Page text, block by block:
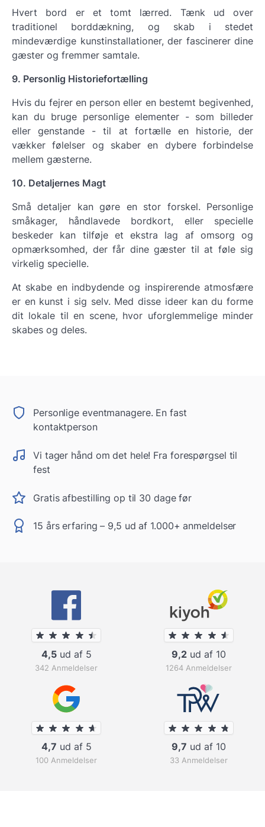
Hvert bord er et tomt lærred. Tænk ud over
traditionel borddækning, og skab i stedet
mindeværdige kunstinstallationer, der fascinerer dine
gæster og fremmer samtale.
9. Personlig Historiefortælling
Hvis du fejrer en person eller en bestemt begivenhed,
kan du bruge personlige elementer - som billeder
eller genstande - til at fortælle en historie, der
vækker følelser og skaber en dybere forbindelse
mellem gæsterne.
10. Detaljernes Magt
Små detaljer kan gøre en stor forskel. Personlige
småkager, håndlavede bordkort, eller specielle
beskeder kan tilføje et ekstra lag af omsorg og
opmærksomhed, der får dine gæster til at føle sig
virkelig specielle.
At skabe en indbydende og inspirerende atmosfære
er en kunst i sig selv. Med disse ideer kan du forme
dit lokale til en scene, hvor uforglemmelige minder
skabes og deles.
Personlige eventmanagere. En fast
kontaktperson
Vi tager hånd om det hele! Fra forespørgsel til
fest
Gratis afbestilling op til 30 dage før
15 års erfaring – 9,5 ud af 1.000+ anmeldelser
4,5ud af 5
342 Anmeldelser
9,2 ud af 10
1264 Anmeldelser
4,7 ud af 5
100 Anmeldelser
9,7 ud af 10
33 Anmeldelser